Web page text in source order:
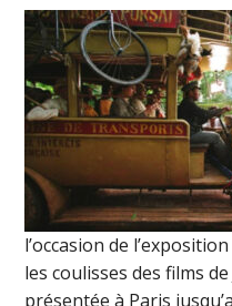
l’occasion de
les coulisses des films
présentée à Paris